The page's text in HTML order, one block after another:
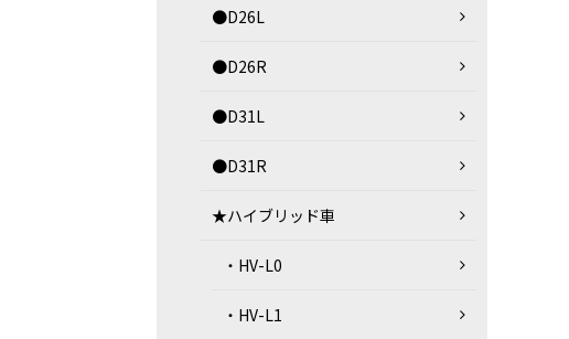
●D26L
●D26R
●D31L
●D31R
★ハイブリッド車
・HV-L0
・HV-L1